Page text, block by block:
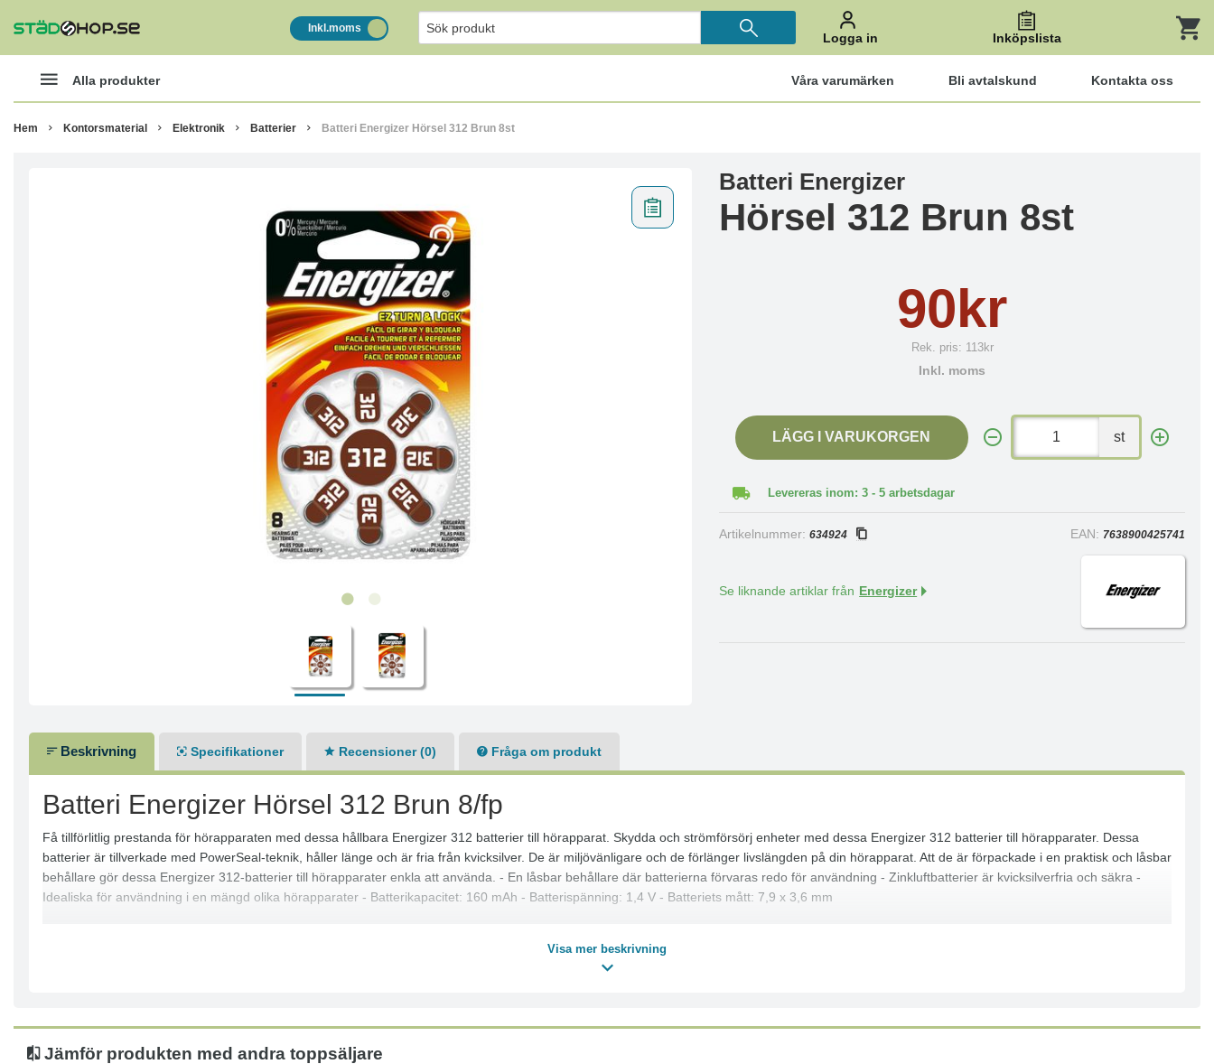
Inkl.moms
Logga in Inköpslista
Alla produkter Våra varumärken Bli avtalskund Kontakta oss
Hem Kontorsmaterial Elektronik Batterier Batteri Energizer Hörsel 312 Brun 8st
Batteri Energizer
Hörsel 312 Brun 8st
90kr
Rek. pris: 113kr
Inkl. moms
LÄGG I VARUKORGEN st
Levereras inom: 3 - 5 arbetsdagar
Artikelnummer:634924 EAN: 7638900425741
Se liknande artiklar från Energizer
Beskrivning Specifikationer Recensioner (0) Fråga om produkt
Batteri Energizer Hörsel 312 Brun 8/fp
Få tillförlitlig prestanda för hörapparaten med dessa hållbara Energizer 312 batterier till hörapparat. Skydda och strömförsörj enheter med dessa Energizer 312 batterier till hörapparater. Dessa
batterier är tillverkade med PowerSeal-teknik, håller länge och är fria från kvicksilver. De är miljövänligare och de förlänger livslängden på din hörapparat. Att de är förpackade i en praktisk och låsbar
behållare gör dessa Energizer 312-batterier till hörapparater enkla att använda. - En låsbar behållare där batterierna förvaras redo för användning - Zinkluftbatterier är kvicksilverfria och säkra -
Idealiska för användning i en mängd olika hörapparater - Batterikapacitet: 160 mAh - Batterispänning: 1,4 V - Batteriets mått: 7,9 x 3,6 mm
Visa mer beskrivning
Jämför produkten med andra toppsäljare